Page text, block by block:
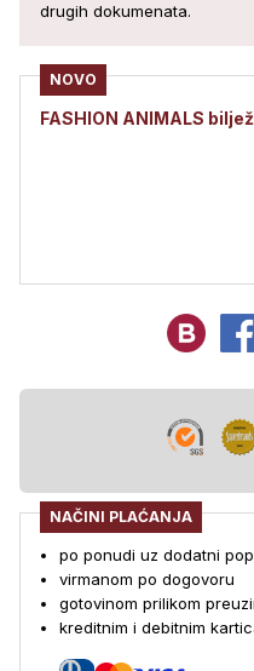
drugih dokumenata.
NOVO
FASHION ANIMALS
NAČINI PLAĆANJA
po ponudi uz dodatni
virmanom po dogovoru
gotovinom prilikom
kreditnim i debitnim